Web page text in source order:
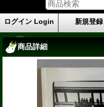
ログイン Login 新規登
商品詳細